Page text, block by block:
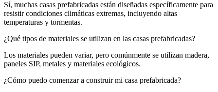
Sí, muchas casas prefabricadas están diseñadas específicamente para
resistir condiciones climáticas extremas, incluyendo altas
temperaturas y tormentas.
¿Qué tipos de materiales se utilizan en las casas prefabricadas?
Los materiales pueden variar, pero comúnmente se utilizan madera,
paneles SIP, metales y materiales ecológicos.
¿Cómo puedo comenzar a construir mi casa prefabricada?